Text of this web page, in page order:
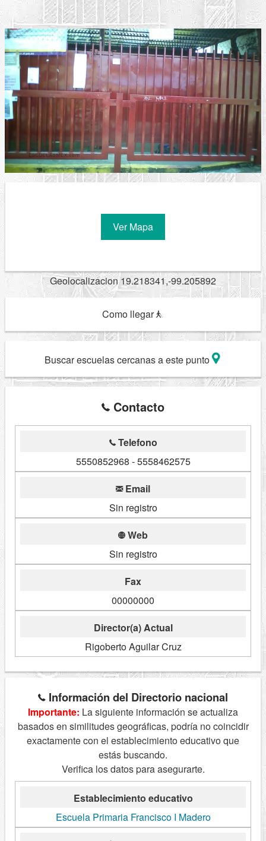
Ver Mapa
Geolocalizacion 19.218341,-99.205892
Como llegar
Buscar escuelas cercanas a este punto
Contacto
Telefono
5550852968 - 5558462575
Email
Sin registro
Web
Sin registro
Fax
00000000
Director(a) Actual
Rigoberto Aguilar Cruz
Información del Directorio nacional
Importante: La siguiente información se actualiza
basados en similitudes geográficas, podría no coincidir
exactamente con el establecimiento educativo que
estás buscando.
Verifica los datos para asegurarte.
Establecimiento educativo
Escuela Primaria Francisco I Madero